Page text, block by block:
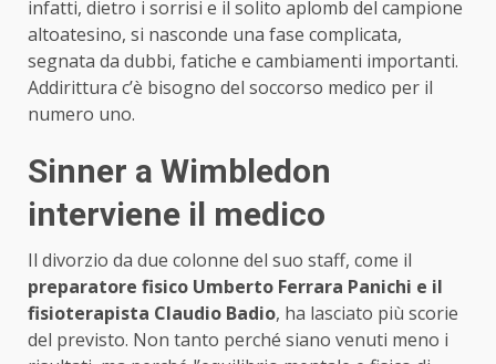
infatti, dietro i sorrisi e il solito aplomb del campione
altoatesino, si nasconde una fase complicata,
segnata da dubbi, fatiche e cambiamenti importanti.
Addirittura c’è bisogno del soccorso medico per il
numero uno.
Sinner a Wimbledon
interviene il medico
Il divorzio da due colonne del suo staff, come il
preparatore fisico Umberto Ferrara Panichi e il
fisioterapista Claudio Badio, ha lasciato più scorie
del previsto. Non tanto perché siano venuti meno i